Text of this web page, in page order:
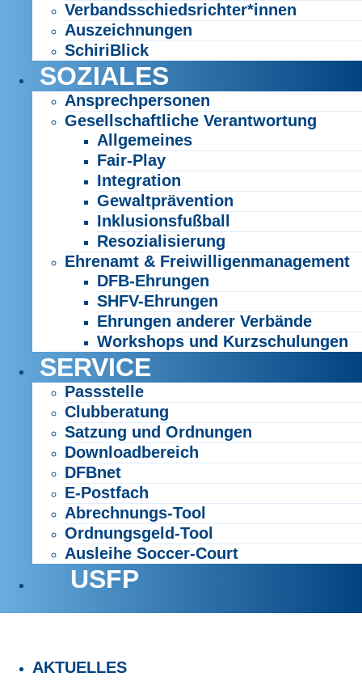
Verbandsschiedsrichter*innen
Auszeichnungen
SchiriBlick
SOZIALES
Ansprechpersonen
Gesellschaftliche Verantwortung
Allgemeines
Fair-Play
Integration
Gewaltprävention
Inklusionsfußball
Resozialisierung
Ehrenamt & Freiwilligenmanagement
DFB-Ehrungen
SHFV-Ehrungen
Ehrungen anderer Verbände
Workshops und Kurzschulungen
SERVICE
Passstelle
Clubberatung
Satzung und Ordnungen
Downloadbereich
DFBnet
E-Postfach
Abrechnungs-Tool
Ordnungsgeld-Tool
Ausleihe Soccer-Court
USFP
AKTUELLES